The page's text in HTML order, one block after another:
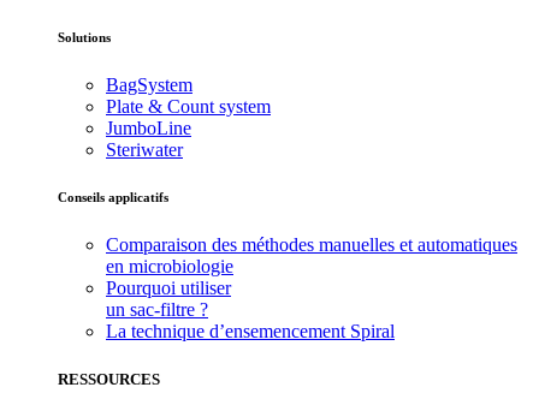
Solutions
BagSystem
Plate & Count system
JumboLine
Steriwater
Conseils applicatifs
Comparaison des méthodes manuelles et automatiques
en microbiologie
Pourquoi utiliser
un sac-filtre ?
La technique d’ensemencement Spiral
RESSOURCES